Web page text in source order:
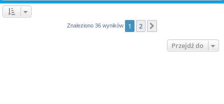
Znaleziono 36 wyników 1 2
Przejdź do